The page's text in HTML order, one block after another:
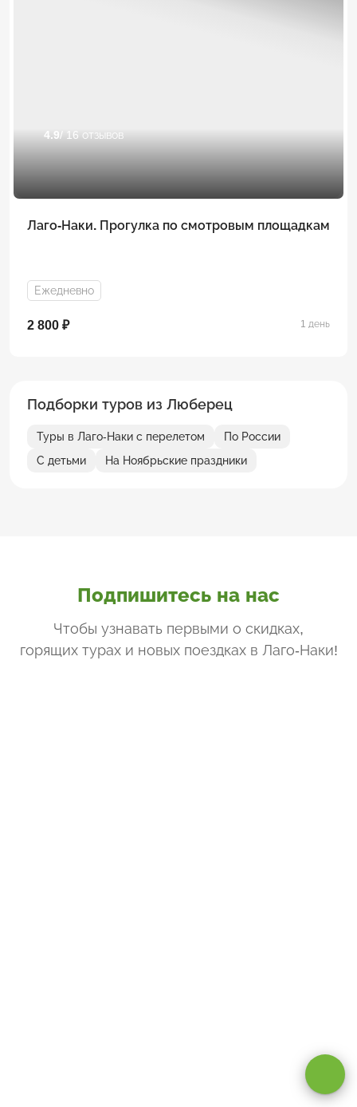
4.9 / 16 отзывов
Лаго-Наки. Прогулка по смотровым площадкам
Ежедневно
2 800 ₽ 1 день
Подборки туров из Люберец
Туры в Лаго-Наки с перелетом
По России
С детьми
На Ноябрьские праздники
Подпишитесь на нас
Чтобы узнавать первыми о скидках,
горящих турах и новых поездкахв Лаго-Наки!